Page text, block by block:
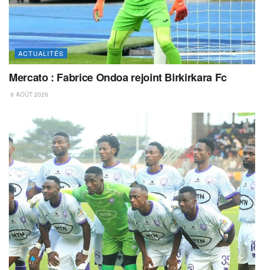
ACTUALITÉS
Mercato : Fabrice Ondoa rejoint Birkirkara Fc
6 AOÛT 2026